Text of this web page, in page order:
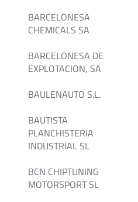
BARCELONESA
CHEMICALS SA
BARCELONESA DE
EXPLOTACION, SA
BAULENAUTO S.L.
BAUTISTA
PLANCHISTERIA
INDUSTRIAL SL
BCN CHIPTUNING
MOTORSPORT SL